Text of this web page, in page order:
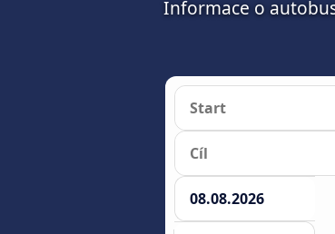
Informace o